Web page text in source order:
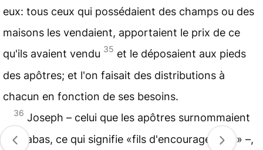
eux: tous ceux qui possédaient des champs ou des
maisons les vendaient, apportaient le prix de ce
qu'ils avaient vendu 35 et le déposaient aux pieds
des apôtres; et l'on faisait des distributions à
chacun en fonction de ses besoins.
36 Joseph – celui que les apôtres surnommaient
Barnabas, ce qui signifie «fils d'encouragement» –,